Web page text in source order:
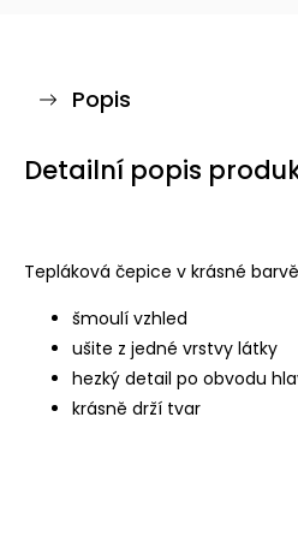
Popis
Detailní popis
Tepláková čepice v krásné
šmoulí vzhled
ušite z jedné vrstvy látky
hezký detail po obvodu
krásně drží tvar